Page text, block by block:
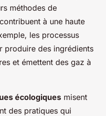
méthodes de
à une haute
les processus
produire des ingrédients
et émettent des gaz à
écologiques misent
des pratiques qui